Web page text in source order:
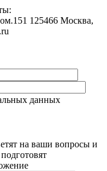
125466 Москва,
данных
на ваши вопросы и